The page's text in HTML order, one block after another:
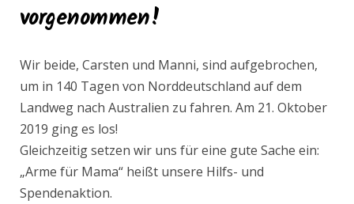
vorgenommen!
Wir beide, Carsten und Manni, sind aufgebrochen,
um in 140 Tagen von Norddeutschland auf dem
Landweg nach Australien zu fahren. Am 21. Oktober
2019 ging es los!
Gleichzeitig setzen wir uns für eine gute Sache ein:
„Arme für Mama“ heißt unsere Hilfs- und
Spendenaktion.